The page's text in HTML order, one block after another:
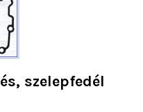
szelepfedél